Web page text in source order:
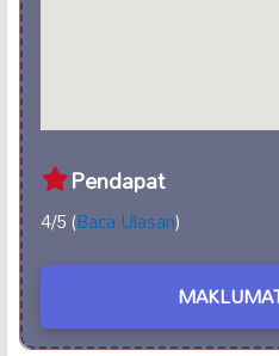
Pendapat
4/5 (Baca Ulasan)